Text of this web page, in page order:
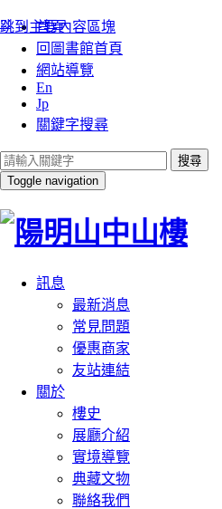
跳到主要內容區塊
:::
首頁
回圖書館首頁
網站導覽
En
Jp
關鍵字搜尋
搜尋
Toggle navigation
訊息
最新消息
常見問題
優惠商家
友站連結
關於
樓史
展廳介紹
實境導覽
典藏文物
聯絡我們